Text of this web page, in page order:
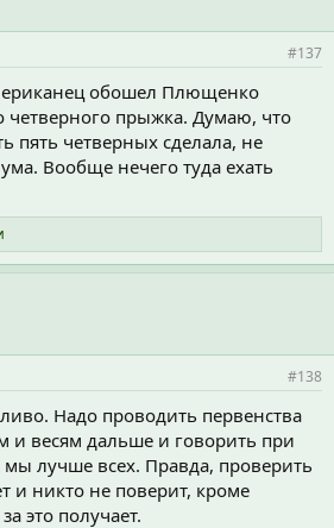
#137
обошел Плющенко
четверного прыжка. Думаю, что
пять четверных сделала, не
Вообще нечего туда ехать
#138
Надо проводить первенства
и весям дальше и говорить при
лучше всех. Правда, проверить
и никто не поверит, кроме
это получает.